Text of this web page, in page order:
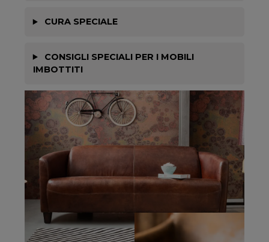
CURA SPECIALE
CONSIGLI SPECIALI PER I MOBILI
IMBOTTITI